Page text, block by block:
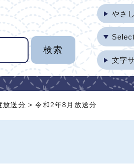
やさ
文字
放送分 > 令和2年8月放送分